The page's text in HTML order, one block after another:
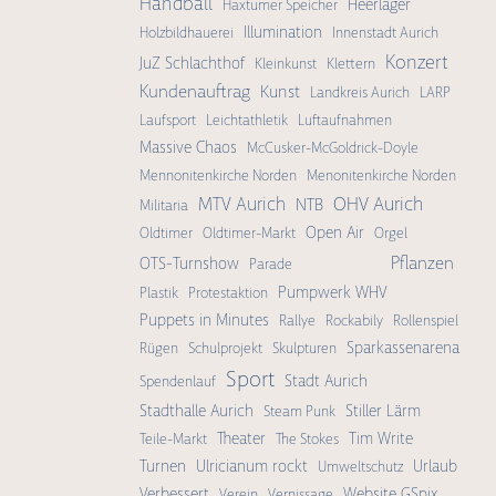
Haxtumer Speicher Heerlager
Holzbildhauerei Illumination Innenstadt Aurich
JuZ Schlachthof Kleinkunst Klettern Konzert
Kundenauftrag Kunst Landkreis Aurich
LARP
Laufsport
Leichtathletik Luftaufnahmen
Massive Chaos
McCusker-McGoldrick-Doyle
Mennonitenkirche Norden
Menonitenkirche Norden
Militaria
MTV Aurich NTB OHV Aurich
Oldtimer Oldtimer-Markt Open Air Orgel
OTS-Turnshow Parade Pflanzen
Plastik Protestaktion
Pumpwerk WHV
Puppets in Minutes
Rallye Rockabily
Rollenspiel
Rügen Schulprojekt Skulpturen Sparkassenarena
Spendenlauf Sport Stadt Aurich
Stadthalle Aurich Steam Punk Stiller Lärm
Teile-Markt Theater The Stokes Tim Write
Turnen
Ulricianum rockt Umweltschutz
Urlaub